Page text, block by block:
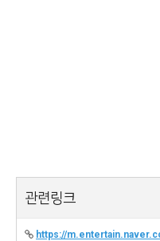
관련링크
https://